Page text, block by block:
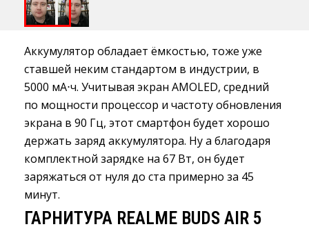
Аккумулятор обладает ёмкостью, тоже уже
ставшей неким стандартом в индустрии, в
5000 мА⋅ч. Учитывая экран AMOLED, средний
по мощности процессор и частоту обновления
экрана в 90 Гц, этот смартфон будет хорошо
держать заряд аккумулятора. Ну а благодаря
комплектной зарядке на 67 Вт, он будет
заряжаться от нуля до ста примерно за 45
минут.
ГАРНИТУРА REALME BUDS AIR 5